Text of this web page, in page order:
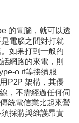
的電腦，就可以透
電腦之間對打就
如果打到一般的
網路的來電，則
out等接續服
P2P 架構，其優
，不需經過任何伺
統電信業比起來營
採購與維護昂貴